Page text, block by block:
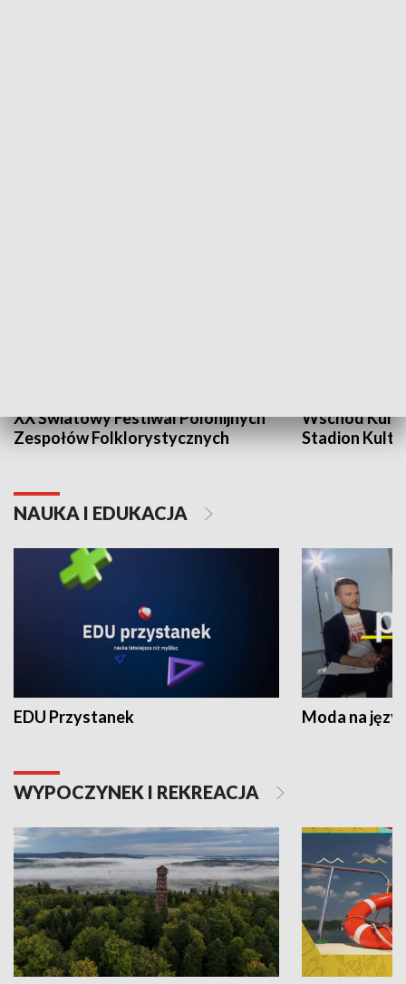
XX Światowy Festiwal Polonijnych
Zespołów Folklorystycznych
Wschód
Stadion
NAUKA I EDUKACJA
EDU Przystanek Moda na
WYPOCZYNEK I REKREACJA